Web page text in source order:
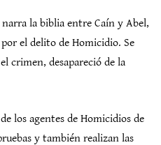
la biblia entre Caín y Abel,
el delito de Homicidio. Se
crimen, desapareció de la
los agentes de Homicidios de
y también realizan las